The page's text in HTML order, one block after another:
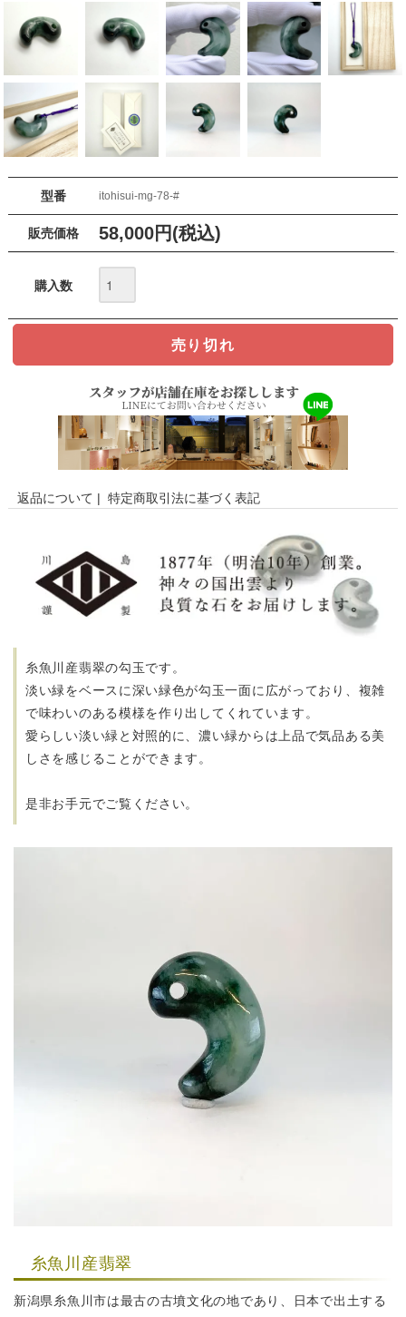
型番 itohisui-mg-78-#
販売価格 58,000円(税込)
購入数
返品について | 特定商取引法に基づく表記
糸魚川産翡翠の勾玉です。
淡い緑をベースに深い緑色が勾玉一面に広がっており、複雑
で味わいのある模様を作り出してくれています。
愛らしい淡い緑と対照的に、濃い緑からは上品で気品ある美
しさを感じることができます。
是非お手元でご覧ください。
糸魚川産翡翠
新潟県糸魚川市は最古の古墳文化の地であり、日本で出土する